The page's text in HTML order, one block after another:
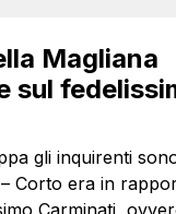
Magliana
sul
gli inquirenti
Corto era in
Carminati,